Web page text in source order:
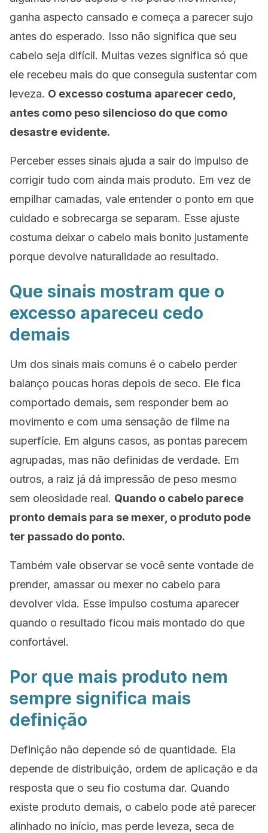
ganha aspecto cansado e começa a parecer sujo
antes do esperado. Isso não significa que seu
cabelo seja difícil. Muitas vezes significa só que
ele recebeu mais do que conseguia sustentar com
leveza. O excesso costuma aparecer cedo,
antes como peso silencioso do que como
desastre evidente.
Perceber esses sinais ajuda a sair do impulso de
corrigir tudo com ainda mais produto. Em vez de
empilhar camadas, vale entender o ponto em que
cuidado e sobrecarga se separam. Esse ajuste
costuma deixar o cabelo mais bonito justamente
porque devolve naturalidade ao resultado.
Que sinais mostram que o
excesso apareceu cedo
demais
Um dos sinais mais comuns é o cabelo perder
balanço poucas horas depois de seco. Ele fica
comportado demais, sem responder bem ao
movimento e com uma sensação de filme na
superfície. Em alguns casos, as pontas parecem
agrupadas, mas não definidas de verdade. Em
outros, a raiz já dá impressão de peso mesmo
sem oleosidade real. Quando o cabelo parece
pronto demais para se mexer, o produto pode
ter passado do ponto.
Também vale observar se você sente vontade de
prender, amassar ou mexer no cabelo para
devolver vida. Esse impulso costuma aparecer
quando o resultado ficou mais montado do que
confortável.
Por que mais produto nem
sempre significa mais
definição
Definição não depende só de quantidade. Ela
depende de distribuição, ordem de aplicação e da
resposta que o seu fio costuma dar. Quando
existe produto demais, o cabelo pode até parecer
alinhado no início, mas perde leveza, seca de